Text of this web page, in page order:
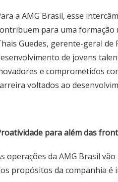
a AMG Brasil, esse
para uma formação
Guedes, gerente-geral de
de jovens
e comprometidos
voltados ao
para além das
operações da AMG Brasil
propósitos da companhia é